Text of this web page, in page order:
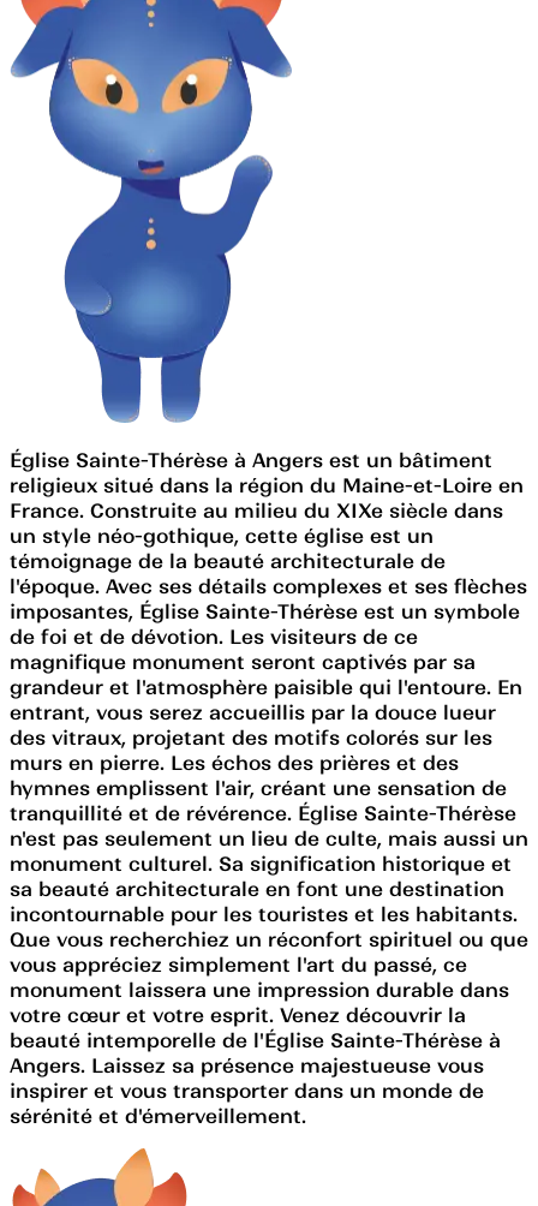
Église Sainte-Thérèse à Angers est un bâtiment
religieux situé dans la région du Maine-et-Loire en
France. Construite au milieu du XIXe siècle dans
un style néo-gothique, cette église est un
témoignage de la beauté architecturale de
l'époque. Avec ses détails complexes et ses flèches
imposantes, Église Sainte-Thérèse est un symbole
de foi et de dévotion. Les visiteurs de ce
magnifique monument seront captivés par sa
grandeur et l'atmosphère paisible qui l'entoure. En
entrant, vous serez accueillis par la douce lueur
des vitraux, projetant des motifs colorés sur les
murs en pierre. Les échos des prières et des
hymnes emplissent l'air, créant une sensation de
tranquillité et de révérence. Église Sainte-Thérèse
n'est pas seulement un lieu de culte, mais aussi un
monument culturel. Sa signification historique et
sa beauté architecturale en font une destination
incontournable pour les touristes et les habitants.
Que vous recherchiez un réconfort spirituel ou que
vous appréciez simplement l'art du passé, ce
monument laissera une impression durable dans
votre cœur et votre esprit. Venez découvrir la
beauté intemporelle de l'Église Sainte-Thérèse à
Angers. Laissez sa présence majestueuse vous
inspirer et vous transporter dans un monde de
sérénité et d'émerveillement.